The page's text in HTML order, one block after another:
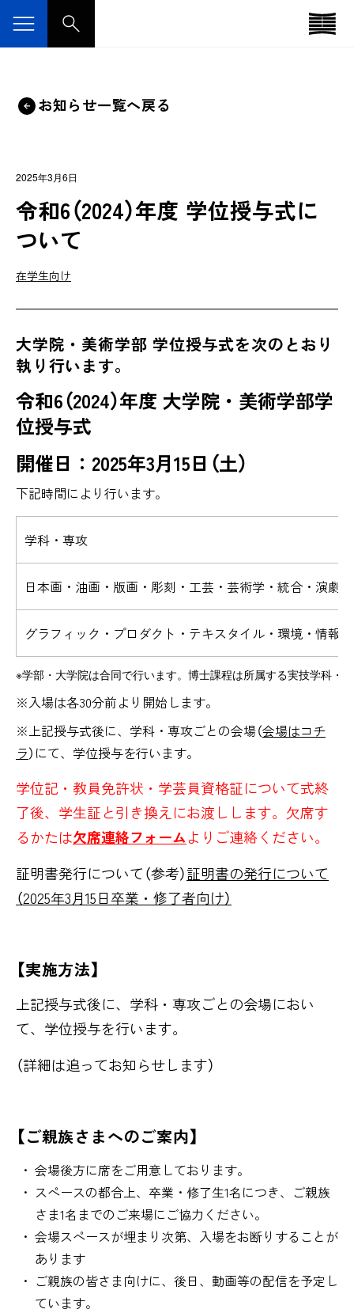
お知らせ一覧へ戻る
2025年3月6日
令和6（2024）年度 学位授与式に
ついて
在学生向け
大学院・美術学部 学位授与式を次のとおり
執り行います。
令和6（2024）年度 大学院・美術学部学
位授与式
開催日：2025年3月15日（土）
下記時間により行います。
学科・専攻
日本画・油画・版画・彫刻・工芸・芸術学・統合・演劇
グラフィック・プロダクト・テキスタイル・環境・情報
※学部・大学院は合同で行います。博士課程は所属する実技学科・
※入場は各30分前より開始します。
※上記授与式後に、学科・専攻ごとの会場（会場はコチ
ラ）にて、学位授与を行います。
学位記・教員免許状・学芸員資格証について式終
了後、学生証と引き換えにお渡しします。欠席す
るかたは欠席連絡フォームよりご連絡ください。
証明書発行について（参考）証明書の発行について
（2025年3月15日卒業・修了者向け）
【実施方法】
上記授与式後に、学科・専攻ごとの会場におい
て、学位授与を行います。
（詳細は追ってお知らせします）
【ご親族さまへのご案内】
会場後方に席をご用意しております。
スペースの都合上、卒業・修了生1名につき、ご親族
さま1名までのご来場にご協力ください。
会場スペースが埋まり次第、入場をお断りすることが
あります
ご親族の皆さま向けに、後日、動画等の配信を予定し
ています。